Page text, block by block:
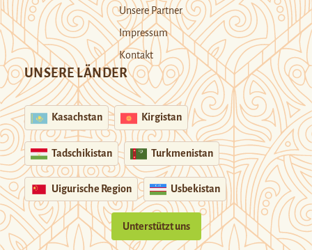
Unsere Partner
Impressum
Kontakt
UNSERE LÄNDER
Kasachstan Kirgistan
Tadschikistan Turkmenistan
Uigurische Region Usbekistan
Unterstützt uns